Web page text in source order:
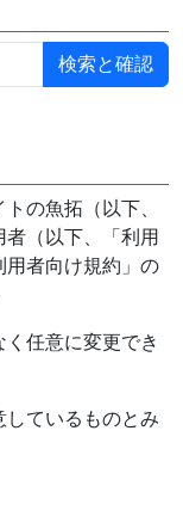
の魚拓（以下、
者（以下、「利用
用者向け規約」の
任意に変更でき
ているものとみ